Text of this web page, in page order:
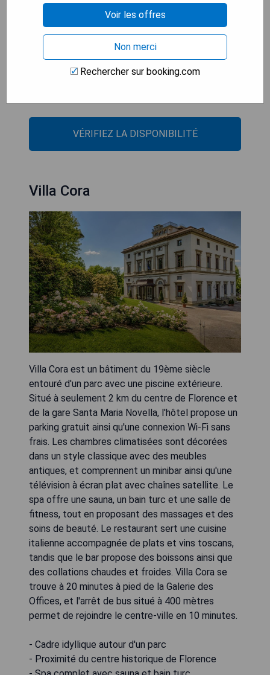
- Terrasse sur le toit avec bar à Champagne
- Chambres élégantes avec meubles artisanaux
- Petit-déjeuner buffet varié inclus
- Cuisine toscane gourmet proposée
VÉRIFIEZ LA DISPONIBILITÉ
Villa Cora
Villa Cora est un bâtiment du 19ème siècle
entouré d'un parc avec une piscine extérieure.
Situé à seulement 2 km du centre de Florence et
de la gare Santa Maria Novella, l'hôtel propose un
parking gratuit ainsi qu'une connexion Wi-Fi sans
frais. Les chambres climatisées sont décorées
dans un style classique avec des meubles
antiques, et comprennent un minibar ainsi qu'une
télévision à écran plat avec chaînes satellite. Le
spa offre une sauna, un bain turc et une salle de
fitness, tout en proposant des massages et des
soins de beauté. Le restaurant sert une cuisine
italienne accompagnée de plats et vins toscans,
tandis que le bar propose des boissons ainsi que
des collations chaudes et froides. Villa Cora se
trouve à 20 minutes à pied de la Galerie des
Offices, et l'arrêt de bus situé à 400 mètres
permet de rejoindre le centre-ville en 10 minutes.
- Cadre idyllique autour d'un parc
- Proximité du centre historique de Florence
Voir les offres
Non merci
Rechercher sur booking.com